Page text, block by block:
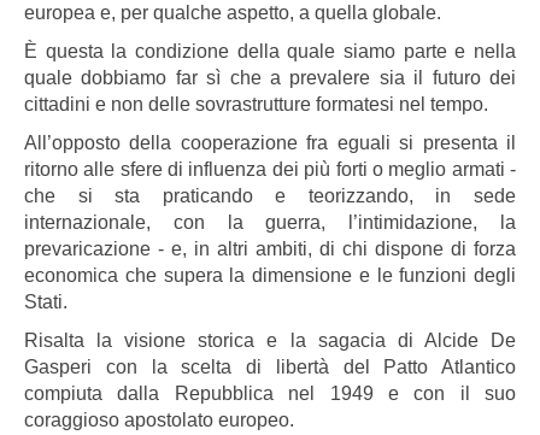
europea e, per qualche aspetto, a quella globale.
È questa la condizione della quale siamo parte e nella
quale dobbiamo far sì che a prevalere sia il futuro dei
cittadini e non delle sovrastrutture formatesi nel tempo.
All’opposto della cooperazione fra eguali si presenta il
ritorno alle sfere di influenza dei più forti o meglio armati -
che si sta praticando e teorizzando, in sede
internazionale, con la guerra, l’intimidazione, la
prevaricazione - e, in altri ambiti, di chi dispone di forza
economica che supera la dimensione e le funzioni degli
Stati.
Risalta la visione storica e la sagacia di Alcide De
Gasperi con la scelta di libertà del Patto Atlantico
compiuta dalla Repubblica nel 1949 e con il suo
coraggioso apostolato europeo.